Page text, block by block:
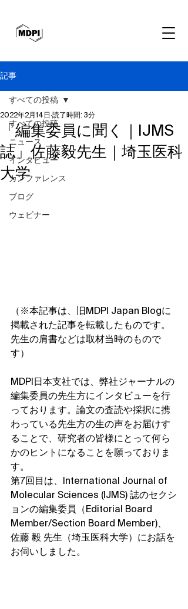
記事
すべての投稿
ニュース
インタビュー
カンファレンス
ブログ
ウェビナー
すべての投稿
「編集委員に聞く｜IJMS
誌」佐藤毅先生｜埼玉医科
大学
2022年2月14日 読了時間: 3分
（※本記事は、旧MDPI Japan Blogに
掲載された記事を転載したものです。
先生の肩書などは取材当時のもので
す）
MDPI日本支社では、弊社ジャーナルの
編集委員の先生方にインタビューを行
っております。論文の査読や採択に携
わっている先生方の生の声をお届けす
ることで、研究者の皆様にとって何ら
かのヒントになることを願っておりま
す。
第7回目は、International Journal of
Molecular Sciences (IJMS) 誌のセクシ
ョンの編集委員（Editorial Board
Member/Section Board Member)、
佐藤 毅 先生（埼玉医科大学）にお話を
お伺いしました。